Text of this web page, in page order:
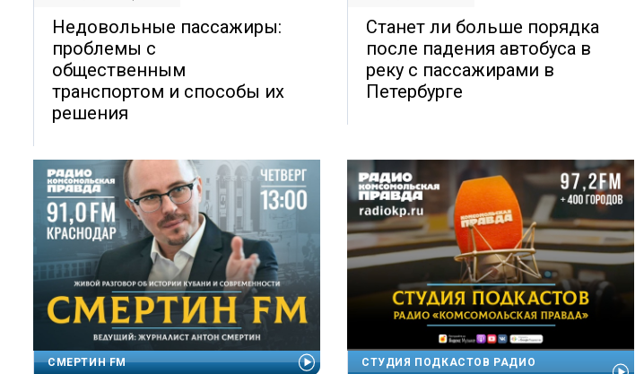
Недовольные пассажиры:
проблемы с
общественным
транспортом и способы их
решения
Станет ли больше порядка
после падения автобуса в
реку с пассажирами в
Петербурге
СМЕРТИН FM
СТУДИЯ ПОДКАСТОВ РАДИО